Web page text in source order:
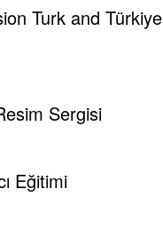
Turk and Türkiye
Sergisi
Eğitimi